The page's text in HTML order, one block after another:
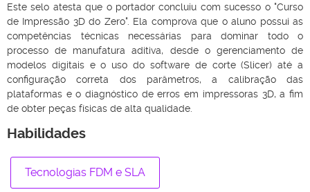
Este selo atesta que o portador concluiu com sucesso o "Curso
de Impressão 3D do Zero". Ela comprova que o aluno possui as
competências técnicas necessárias para dominar todo o
processo de manufatura aditiva, desde o gerenciamento de
modelos digitais e o uso do software de corte (Slicer) até a
configuração correta dos parâmetros, a calibração das
plataformas e o diagnóstico de erros em impressoras 3D, a fim
de obter peças físicas de alta qualidade.
Habilidades
Tecnologias FDM e SLA